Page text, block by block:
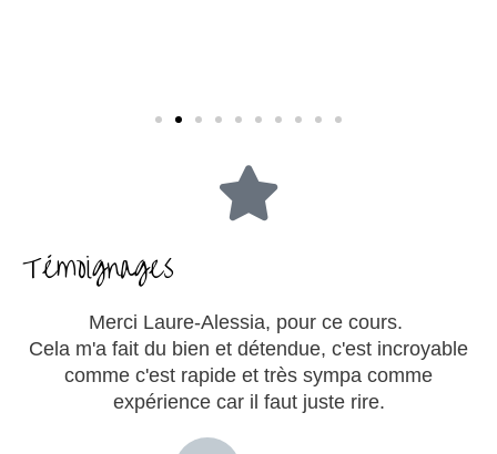
Témoignages
Merci Laure-Alessia, pour ce cours.
Cela m'a fait du bien et détendue, c'est incroyable
comme c'est rapide et très sympa comme
expérience car il faut juste rire.